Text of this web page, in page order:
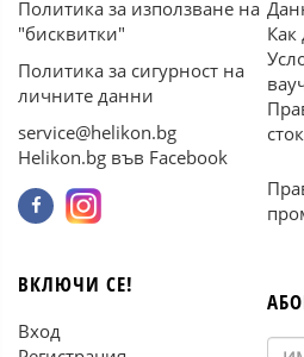
Политика за използване на
"бисквитки"
Политика за сигурност на
личните данни
service@helikon.bg
Helikon.bg във Facebook
Как
ВКЛЮЧИ СЕ!
Вход